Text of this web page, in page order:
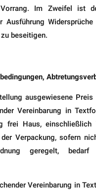
Im Zweifel ist
Ausführung Widersprüche
beseitigen.
ausgewiesene Preis
Vereinbarung in
frei Haus, einschließlich
Verpackung, sofern
geregelt, bedarf
Vereinbarung in